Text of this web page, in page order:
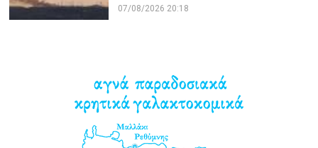
07/08/2026 20:18